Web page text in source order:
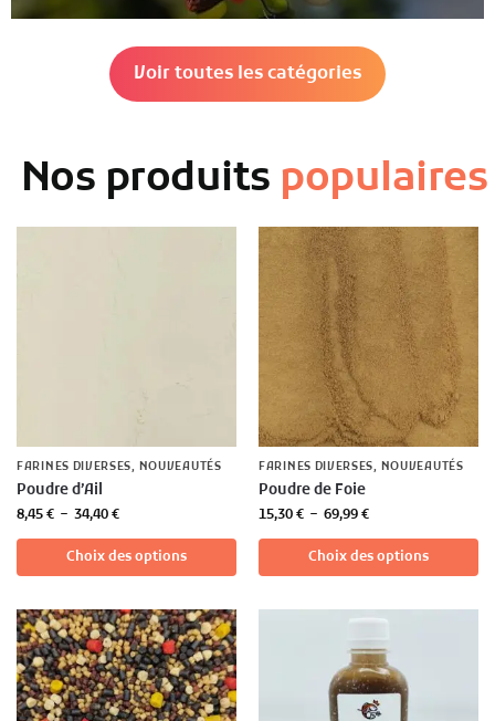
Voir toutes les catégories
Nos produits populaires
FARINES DIVERSES, NOUVEAUTÉS
Poudre d’Ail
8,45€ – 34,40€
Choix des options
FARINES DIVERSES, NOUVEAUTÉS
Poudre de Foie
15,30€ – 69,99€
Choix des options